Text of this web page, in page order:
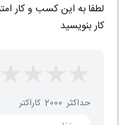
لطفا به این کسب و کار
کار بنویسید
حداکثر 2000 کاراکتر